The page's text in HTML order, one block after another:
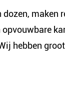
maken
hebben